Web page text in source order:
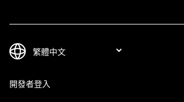
開發者登入